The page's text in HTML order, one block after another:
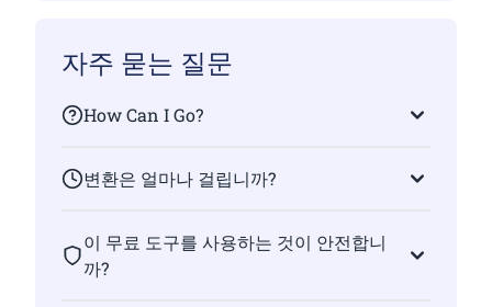
자주 묻는 질문
How Can I Go?
변환은 얼마나 걸립니까?
이 무료 도구를 사용하는 것이 안전합니
까?